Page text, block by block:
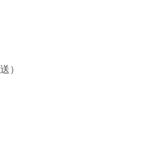
）